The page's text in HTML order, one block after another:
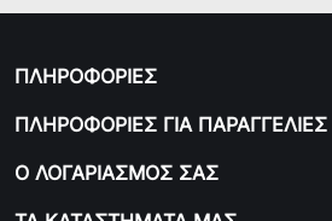
ΠΛΗΡΟΦΟΡΙΕΣ
ΠΛΗΡΟΦΟΡΙΕΣ ΓΙΑ ΠΑΡΑΓΓΕΛΙΕΣ
Ο ΛΟΓΑΡΙΑΣΜΟΣ ΣΑΣ